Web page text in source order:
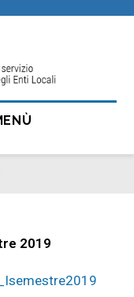
2019